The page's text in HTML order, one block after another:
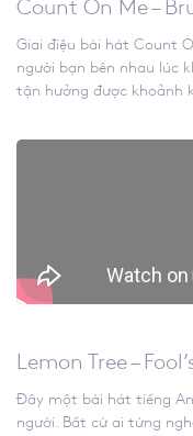
Count On Me –
Giai điệu bài hát Count
người bạn bên nhau lúc
tận hưởng được khoảnh
Lemon Tree –
Đây một bài hát tiếng
người. Bất cứ ai từng